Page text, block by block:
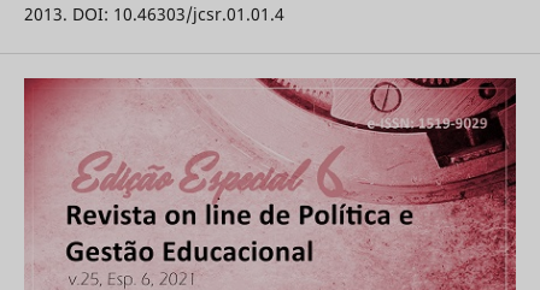
2013. DOI: 10.46303/jcsr.01.01.4